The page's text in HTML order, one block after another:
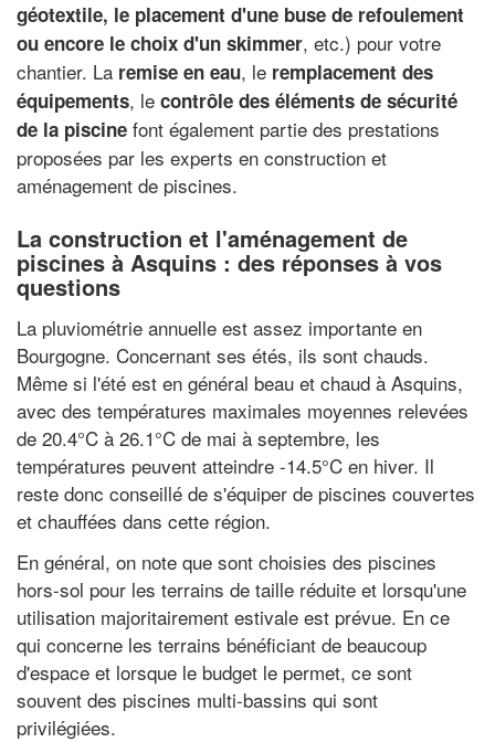
géotextile, le placement d'une buse de refoulement
ou encore le choix d'un skimmer, etc.) pour votre
chantier. La remise en eau, le remplacement des
équipements, le contrôle des éléments de sécurité
de la piscine font également partie des prestations
proposées par les experts en construction et
aménagement de piscines.
La construction et l'aménagement de
piscines à Asquins : des réponses à vos
questions
La pluviométrie annuelle est assez importante en
Bourgogne. Concernant ses étés, ils sont chauds.
Même si l'été est en général beau et chaud à Asquins,
avec des températures maximales moyennes relevées
de 20.4°C à 26.1°C de mai à septembre, les
températures peuvent atteindre -14.5°C en hiver. Il
reste donc conseillé de s'équiper de piscines couvertes
et chauffées dans cette région.
En général, on note que sont choisies des piscines
hors-sol pour les terrains de taille réduite et lorsqu'une
utilisation majoritairement estivale est prévue. En ce
qui concerne les terrains bénéficiant de beaucoup
d'espace et lorsque le budget le permet, ce sont
souvent des piscines multi-bassins qui sont
privilégiées.